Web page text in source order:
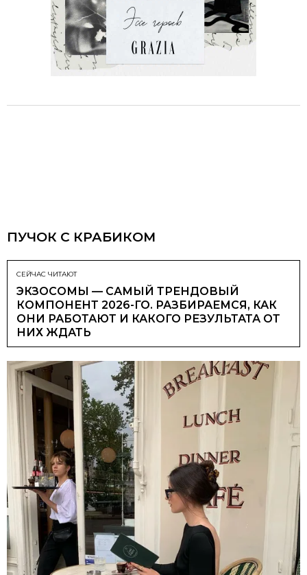
ПУЧОК С КРАБИКОМ
СЕЙЧАС ЧИТАЮТ
ЭКЗОСОМЫ — САМЫЙ ТРЕНДОВЫЙ
КОМПОНЕНТ 2026-ГО. РАЗБИРАЕМСЯ, КАК
ОНИ РАБОТАЮТ И КАКОГО РЕЗУЛЬТАТА ОТ
НИХ ЖДАТЬ